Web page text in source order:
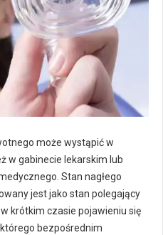
może wystąpić w
w gabinecie lekarskim lub
Stan nagłego
jest jako stan polegający
krótkim czasie pojawieniu się
bezpośrednim